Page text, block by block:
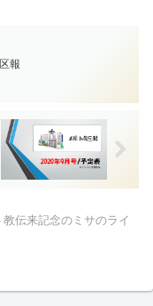
報
教伝来記念のミサのライ